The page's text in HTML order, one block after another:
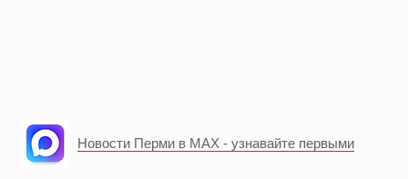
Новости Перми в MAX - узнавайте первыми